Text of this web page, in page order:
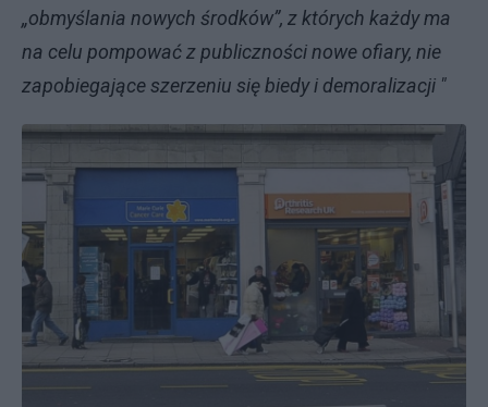
„obmyślania nowych środków”, z których każdy ma
na celu pompować z publiczności nowe ofiary, nie
zapobiegające szerzeniu się biedy i demoralizacji "